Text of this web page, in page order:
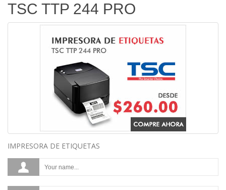
TSC TTP 244 PRO
IMPRESORA DE ETIQUETAS